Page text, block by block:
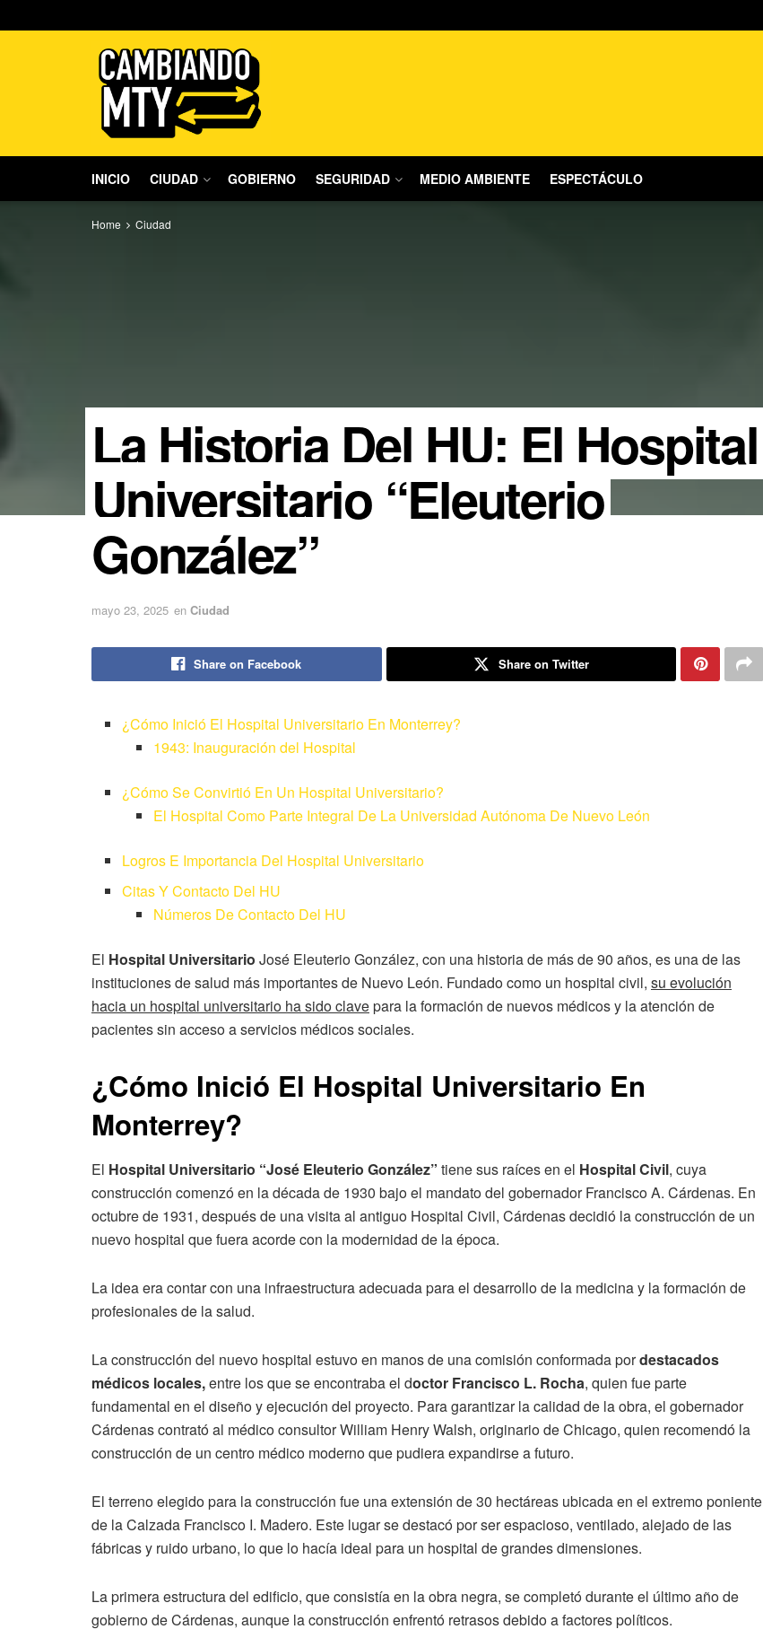
INICIO CIUDAD GOBIERNO SEGURIDAD MEDIO AMBIENTE ESPECTÁCULO
Home Ciudad
La Historia Del HU: El Hospital
Universitario “Eleuterio
González”
mayo 23, 2025 en Ciudad
Share on Facebook Share on Twitter
¿Cómo Inició El Hospital Universitario En Monterrey?
1943: Inauguración del Hospital
¿Cómo Se Convirtió En Un Hospital Universitario?
El Hospital Como Parte Integral De La Universidad Autónoma De Nuevo León
Logros E Importancia Del Hospital Universitario
Citas Y Contacto Del HU
Números De Contacto Del HU
El Hospital Universitario José Eleuterio González, con una historia de más de 90 años, es una de las
instituciones de salud más importantes de Nuevo León. Fundado como un hospital civil, su evolución
hacia un hospital universitario ha sido clavepara la formación de nuevos médicos y la atención de
pacientes sin acceso a servicios médicos sociales.
¿Cómo Inició El Hospital Universitario En
Monterrey?
El Hospital Universitario “José Eleuterio González” tiene sus raíces en el Hospital Civil, cuya
construcción comenzó en la década de 1930 bajo el mandato del gobernador Francisco A. Cárdenas. En
octubre de 1931, después de una visita al antiguo Hospital Civil, Cárdenas decidió la construcción de un
nuevo hospital que fuera acorde con la modernidad de la época.
La idea era contar con una infraestructura adecuada para el desarrollo de la medicina y la formación de
profesionales de la salud.
La construcción del nuevo hospital estuvo en manos de una comisión conformada pordestacados
médicos locales,entre los que se encontraba el doctor Francisco L. Rocha, quien fue parte
fundamental en el diseño y ejecución del proyecto. Para garantizar la calidad de la obra, el gobernador
Cárdenas contrató al médico consultor William Henry Walsh, originario de Chicago, quien recomendó la
construcción de un centro médico moderno que pudiera expandirse a futuro.
El terreno elegido para la construcción fue una extensión de 30 hectáreas ubicada en el extremo poniente
de la Calzada Francisco I. Madero. Este lugar se destacó por ser espacioso, ventilado, alejado de las
fábricas y ruido urbano, lo que lo hacía ideal para un hospital de grandes dimensiones.
La primera estructura del edificio, que consistía en la obra negra, se completó durante el último año de
gobierno de Cárdenas, aunque la construcción enfrentó retrasos debido a factores políticos.